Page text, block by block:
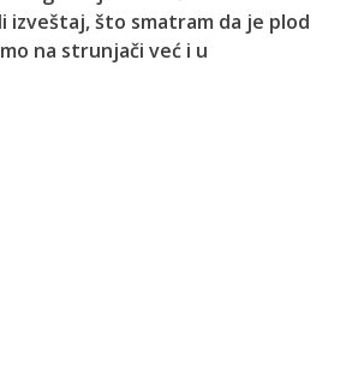
izveštaj, što smatram da je plod
na strunjači već i u